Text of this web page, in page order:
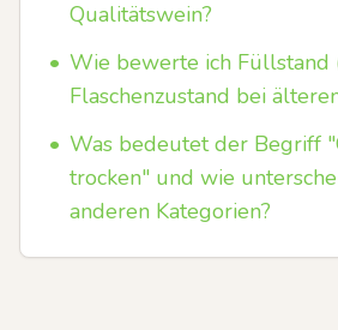
Qualitätswein?
• Wie bewerte ich Füllstand
Flaschenzustand bei
• Was bedeutet der Begriff
trocken" und wie
anderen Kategorien?